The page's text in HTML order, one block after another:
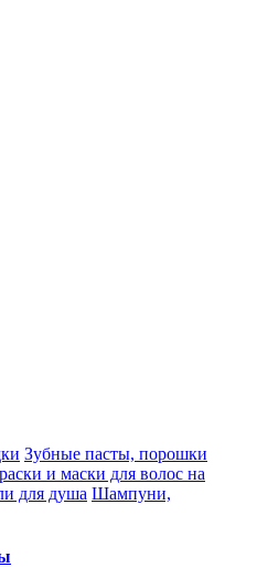
Зубные пасты, порошки
и маски для волос на
для душа Шампуни,